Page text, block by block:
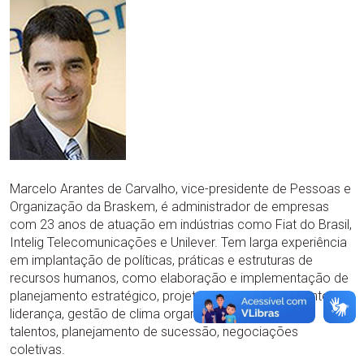
Marcelo Arantes de Carvalho, vice-presidente de Pessoas e
Organização da Braskem, é administrador de empresas
com 23 anos de atuação em indústrias como Fiat do Brasil,
Intelig Telecomunicações e Unilever. Tem larga experiência
em implantação de políticas, práticas e estruturas de
recursos humanos, como elaboração e implementação de
planejamento estratégico, projetos de desenvolvimento de
liderança, gestão de clima organizacional, gestão de
talentos, planejamento de sucessão, negociações
coletivas.